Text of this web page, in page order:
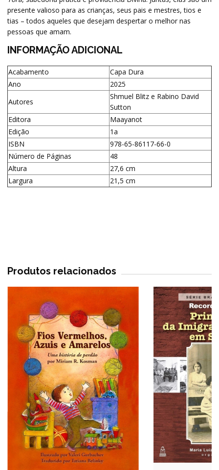
presente valioso para as crianças, seus pais e mestres, tios e
tias – todos aqueles que desejam despertar o melhor nas
pessoas que amam.
INFORMAÇÃO ADICIONAL
Acabamento
Capa Dura
Ano
2025
Autores
Shmuel Blitz e Rabino David
Sutton
Editora
Maayanot
Edição
1a
ISBN
978-65-86117-66-0
Número de Páginas
48
Altura
27,6 cm
Largura
21,5 cm
Produtos relacionados